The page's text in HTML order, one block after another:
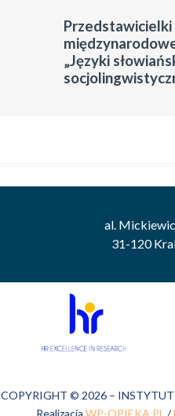
„Języki
al.
31-120
COPYRIGHT © 2026 – INSTYTUT